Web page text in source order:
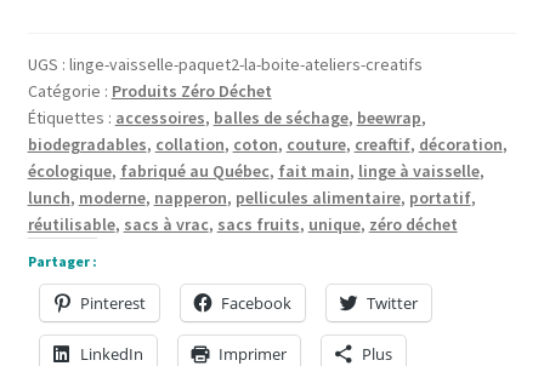
100%
coton
Paquet
de
2
UGS : linge-vaisselle-paquet2-la-boite-ateliers-creatifs
Catégorie : Produits Zéro Déchet
Étiquettes : accessoires, balles de séchage, beewrap,
biodegradables, collation, coton, couture, creaftif, décoration,
écologique, fabriqué au Québec, fait main, linge à vaisselle,
lunch, moderne, napperon, pellicules alimentaire, portatif,
réutilisable, sacs à vrac, sacs fruits, unique, zéro déchet
Partager :
Pinterest Facebook Twitter
LinkedIn Imprimer Plus